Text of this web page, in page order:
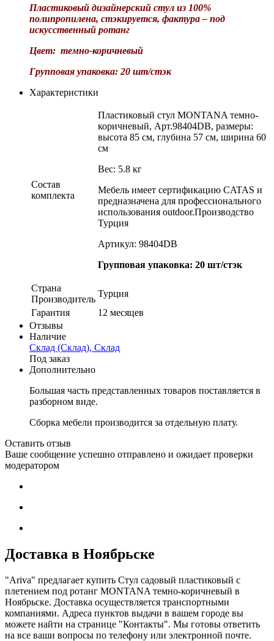
Пластиковый дизайнерский стул из 100%
полипропилена, стэкируется, фактура – под
искусственный ротанг
Цвет: темно-коричневый
Групповая упаковка: 20 шт/стэк
Характеристики
Состав
комплекта
Пластиковый стул MONTANA темно-
коричневый, Арт.98404DB, размеры:
высота 85 см, глубина 57 см, ширина 60
см
Вес: 5.8 кг
Мебель имеет сертификацию CATAS и
предназначена для профессионального
использования outdoor.Производство
Турция
Артикул: 98404DB
Групповая упаковка: 20 шт/стэк
Страна
Производитель
Турция
Гарантия
12 месяцев
Отзывы
Наличие
Склад (Склад), Склад
Под заказ
Дополнительно
Большая часть представленных товаров поставляется в
разборном виде.
Сборка мебели производится за отдельную плату.
Оставить отзыв
Ваше сообщение успешно отправлено и ожидает проверки
модератором
Доставка в Ноябрьске
"Ariva" предлагает купить Стул садовый пластиковый с
плетением под ротанг MONTANA темно-коричневый в
Ноябрьске. Доставка осуществляется транспортными
компаниями. Адреса пунктов выдачи в вашем городе вы
можете найти на странице "Контакты". Мы готовы ответить
на все ваши вопросы по телефону или электронной почте.